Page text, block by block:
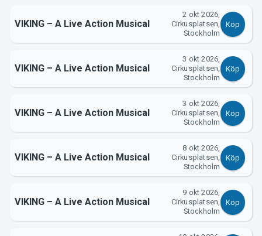
Om Tickster
VIKING – A Live Action Musical
2 okt 2026,
Cirkusplatsen,
Stockholm
Köp
VIKING – A Live Action Musical
3 okt 2026,
Cirkusplatsen,
Stockholm
Köp
VIKING – A Live Action Musical
3 okt 2026,
Cirkusplatsen,
Stockholm
Köp
VIKING – A Live Action Musical
8 okt 2026,
Cirkusplatsen,
Stockholm
Köp
VIKING – A Live Action Musical
9 okt 2026,
Cirkusplatsen,
Stockholm
Köp